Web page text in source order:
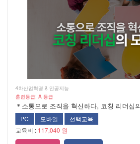
4차산업혁명  인공지능
훈련등급: A 등급
＊소통으로 조직을 혁신하다, 코칭 리더십
PC 모바일
선택교육
교육비 : 117,040 원